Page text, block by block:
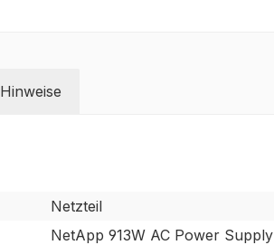
Hinweise
Netzteil
NetApp 913W AC Power Supply